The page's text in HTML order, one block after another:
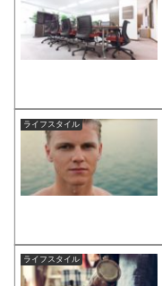
ライフスタイル
ライフスタイル